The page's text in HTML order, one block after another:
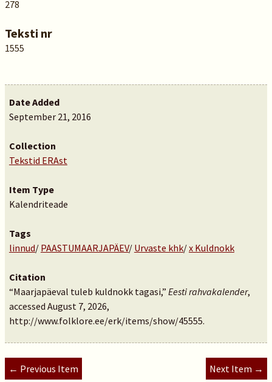
278
Teksti nr
1555
Date Added
September 21, 2016
Collection
Tekstid ERAst
Item Type
Kalendriteade
Tags
linnud/ PAASTUMAARJAPÄEV/ Urvaste khk/x Kuldnokk
Citation
“Maarjapäeval tuleb kuldnokk tagasi,” Eesti rahvakalender,
accessed August 7, 2026,
http://www.folklore.ee/erk/items/show/45555.
← Previous Item Next Item →